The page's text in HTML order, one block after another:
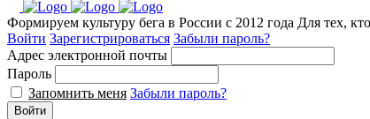
Формируем культуру бега в России с 2012 года Для тех,
Войти Зарегистрироваться Забыли пароль?
Адрес электронной почты
Пароль
Запомнить меня Забыли пароль?
Войти